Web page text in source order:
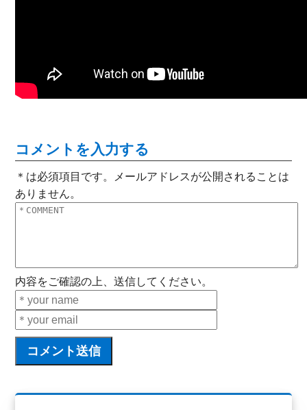
コメントを入力する
＊は必須項目です。メールアドレスが公開されることは
ありません。
内容をご確認の上、送信してください。